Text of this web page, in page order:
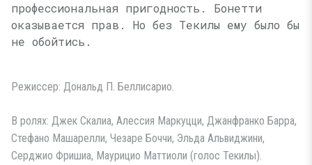
профессиональная пригодность. Бонетти
оказывается прав. Но без Текилы ему было бы
не обойтись.
Режиссер: Дональд П. Беллисарио.
В ролях: Джек Скалиа, Алессия Маркуцци, Джанфранко Барра,
Стефано Машарелли, Чезаре Боччи, Эльда Альвиджини,
Серджио Фришиа, Маурицио Маттиоли (голос Текилы).